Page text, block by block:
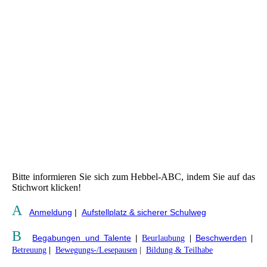
Bitte informieren Sie sich zum Hebbel-ABC, indem Sie auf das
Stichwort klicken!
A Anmeldung | Aufstellplatz & sicherer Schulweg
B Begabungen und Talente|Beurlaubung Beschwerden
Betreuung
Bewegungs-/Lesepausen Bildung & Teilhabe